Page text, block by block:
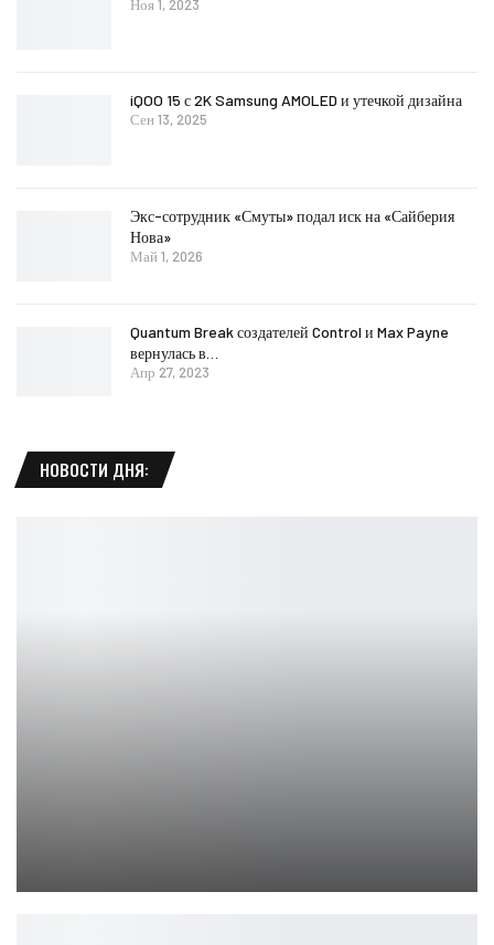
Ноя 1, 2023
iQOO 15 с 2K Samsung AMOLED и утечкой дизайна
Сен 13, 2025
Экс-сотрудник «Смуты» подал иск на «Сайберия
Нова»
Май 1, 2026
Quantum Break создателей Control и Max Payne
вернулась в…
Апр 27, 2023
НОВОСТИ ДНЯ: